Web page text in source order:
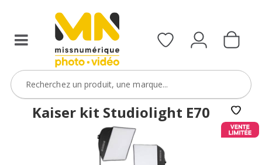
Kaiser kit Studiolight E70